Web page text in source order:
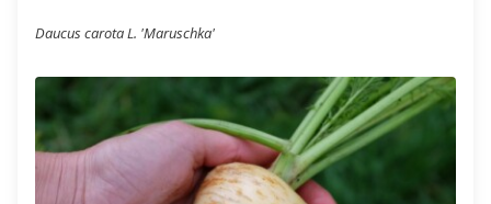
Daucus carota L. 'Maruschka'